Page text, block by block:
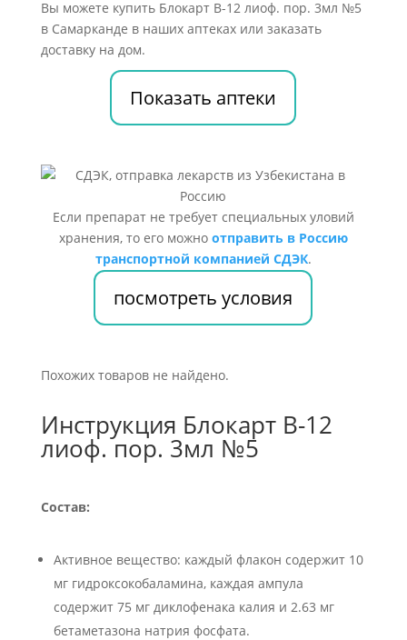
Вы можете купить Блокарт В-12 лиоф. пор. 3мл №5
в Самарканде в наших аптеках или заказать
доставку на дом.
Показать аптеки
Если препарат не требует специальных уловий
хранения, то его можно отправить в Россию
транспортной компанией СДЭК.
посмотреть условия
Похожих товаров не найдено.
Инструкция Блокарт В-12
лиоф. пор. 3мл №5
Состав:
Активное вещество: каждый флакон содержит 10
мг гидроксокобаламина, каждая ампула
содержит 75 мг диклофенака калия и 2.63 мг
бетаметазона натрия фосфата.